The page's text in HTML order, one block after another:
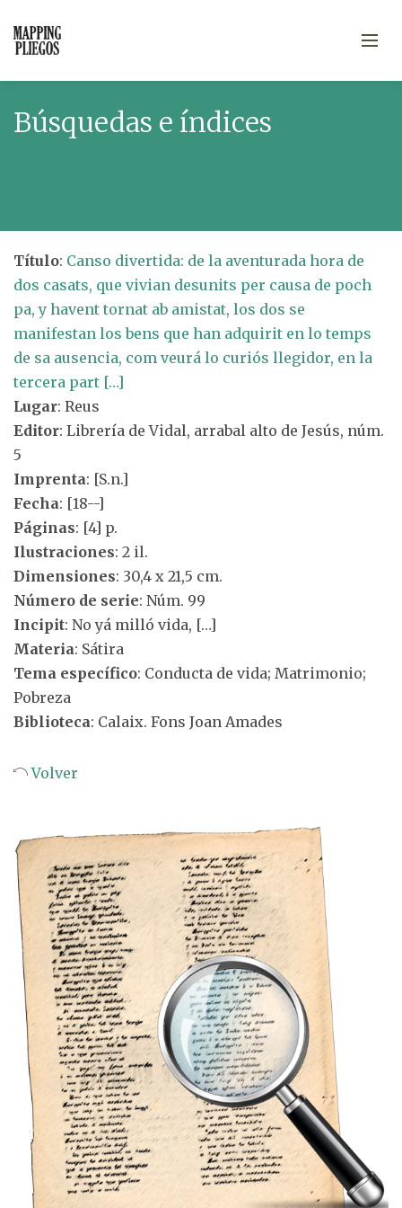
Búsquedas e índices
Título: Canso divertida: de la aventurada hora de
dos casats, que vivian desunits per causa de poch
pa, y havent tornat ab amistat, los dos se
manifestan los bens que han adquirit en lo temps
de sa ausencia, com veurá lo curiós llegidor, en la
tercera part […]
Lugar: Reus
Editor: Librería de Vidal, arrabal alto de Jesús, núm.
5
Imprenta: [S.n.]
Fecha: [18--]
Páginas: [4] p.
Ilustraciones: 2 il.
Dimensiones: 30,4 x 21,5 cm.
Número de serie: Núm. 99
Incipit: No yá milló vida, […]
Materia: Sátira
Tema específico: Conducta de vida; Matrimonio;
Pobreza
Biblioteca: Calaix. Fons Joan Amades
Volver